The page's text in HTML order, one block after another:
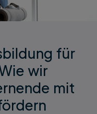
für
wir
mit